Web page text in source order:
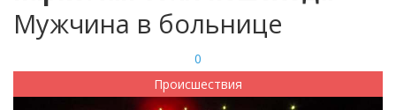
Мужчина в больнице
0
Происшествия